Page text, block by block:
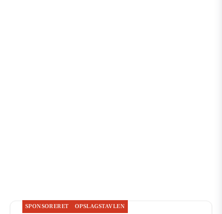
SPONSORERET OPSLAGSTAVLEN